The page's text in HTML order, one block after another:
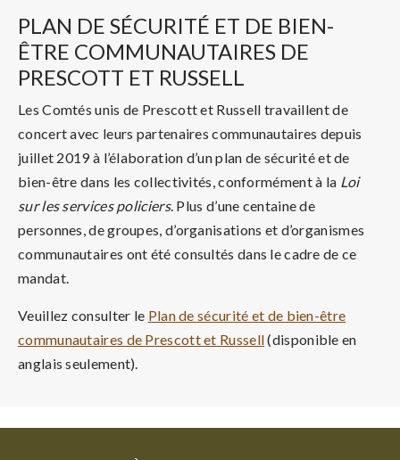
PLAN DE SÉCURITÉ ET DE BIEN-
ÊTRE COMMUNAUTAIRES DE
PRESCOTT ET RUSSELL
Les Comtés unis de Prescott et Russell travaillent de
concert avec leurs partenaires communautaires depuis
juillet 2019 à l’élaboration d’un plan de sécurité et de
bien-être dans les collectivités, conformément à la Loi
sur les services policiers. Plus d’une centaine de
personnes, de groupes, d’organisations et d’organismes
communautaires ont été consultés dans le cadre de ce
mandat.
Veuillez consulter le Plan de sécurité et de bien-être
communautaires de Prescott et Russell(disponible en
anglais seulement).